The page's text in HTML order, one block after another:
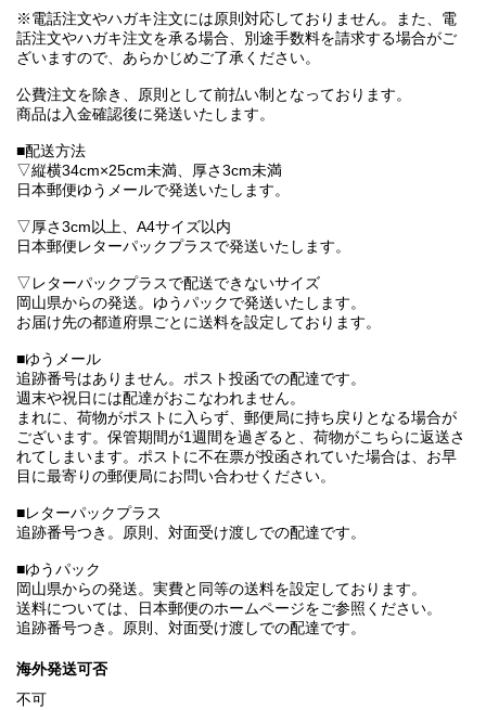
※電話注文やハガキ注文には原則対応しておりません。また、電
話注文やハガキ注文を承る場合、別途手数料を請求する場合がご
ざいますので、あらかじめご了承ください。
公費注文を除き、原則として前払い制となっております。
商品は入金確認後に発送いたします。
■配送方法
▽縦横34cm×25cm未満、厚さ3cm未満
日本郵便ゆうメールで発送いたします。
▽厚さ3cm以上、A4サイズ以内
日本郵便レターパックプラスで発送いたします。
▽レターパックプラスで配送できないサイズ
岡山県からの発送。ゆうパックで発送いたします。
お届け先の都道府県ごとに送料を設定しております。
■ゆうメール
追跡番号はありません。ポスト投函での配達です。
週末や祝日には配達がおこなわれません。
まれに、荷物がポストに入らず、郵便局に持ち戻りとなる場合が
ございます。保管期間が1週間を過ぎると、荷物がこちらに返送さ
れてしまいます。ポストに不在票が投函されていた場合は、お早
目に最寄りの郵便局にお問い合わせください。
■レターパックプラス
追跡番号つき。原則、対面受け渡しでの配達です。
■ゆうパック
岡山県からの発送。実費と同等の送料を設定しております。
送料については、日本郵便のホームページをご参照ください。
追跡番号つき。原則、対面受け渡しでの配達です。
海外発送可否
不可